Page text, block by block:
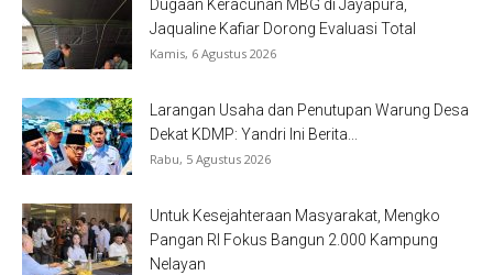
Dugaan Keracunan MBG di Jayapura,
Jaqualine Kafiar Dorong Evaluasi Total
Kamis, 6 Agustus 2026
Larangan Usaha dan Penutupan Warung Desa
Dekat KDMP: Yandri Ini Berita...
Rabu, 5 Agustus 2026
Untuk Kesejahteraan Masyarakat, Mengko
Pangan RI Fokus Bangun 2.000 Kampung
Nelayan